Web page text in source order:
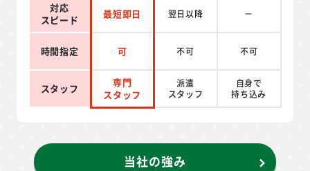
対応
スピード
最短即日 翌日以降 －
時間指定 可 不可 不可
スタッフ
専門
スタッフ
派遣
スタッフ
自身で
持ち込み
当社の強み